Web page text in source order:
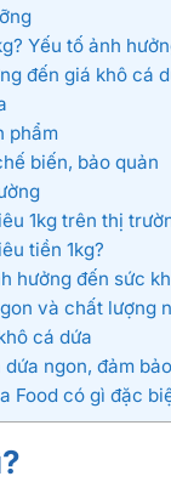
Yếu tố ảnh
đến giá khô cá
phẩm
biến, bảo quản
1kg trên thị
tiền 1kg?
hưởng đến sức
và chất lượng
cá dứa
ngon, đảm
Food có gì đặc